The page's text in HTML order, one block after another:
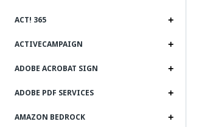
ACT! 365
ACTIVECAMPAIGN
ADOBE ACROBAT SIGN
ADOBE PDF SERVICES
AMAZON BEDROCK